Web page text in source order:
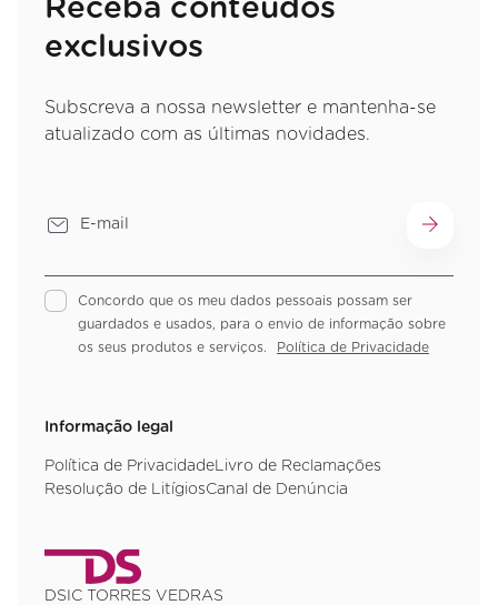
Receba conteúdos
exclusivos
Subscreva a nossa newsletter e mantenha-se
atualizado com as últimas novidades.
Concordo que os meu dados pessoais possam ser
guardados e usados, para o envio de informação sobre
os seus produtos e serviços.
Política de Privacidade
Informação legal
Política de Privacidade Livro de Reclamações
Resolução de LitígiosCanal de Denúncia
DSIC TORRES VEDRAS